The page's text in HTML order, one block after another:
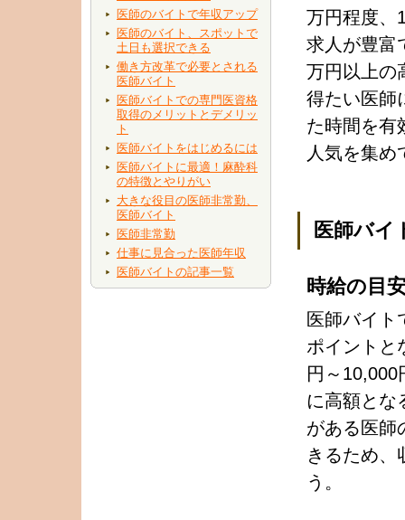
医師のバイトで年収アップ
医師のバイト、スポットで
土日も選択できる
働き方改革で必要とされる
医師バイト
医師バイトでの専門医資格
取得のメリットとデメリッ
ト
医師バイトをはじめるには
医師バイトに最適！麻酔科
の特徴とやりがい
大きな役目の医師非常勤、
医師バイト
医師非常勤
仕事に見合った医師年収
医師バイトの記事一覧
万円程度、
求人が豊富
万円以上の
得たい医師
た時間を有
人気を集め
医師バイ
時給の目
医師バイト
ポイントと
円～
に高額とな
がある医師
きるため、
う。